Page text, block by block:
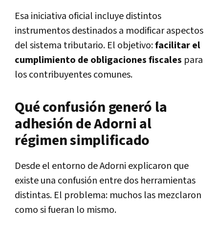
Esa iniciativa oficial incluye distintos
instrumentos destinados a modificar aspectos
del sistema tributario. El objetivo:facilitar el
cumplimiento de obligaciones fiscales para
los contribuyentes comunes.
Qué confusión generó la
adhesión de Adorni al
régimen simplificado
Desde el entorno de Adorni explicaron que
existe una confusión entre dos herramientas
distintas. El problema: muchos las mezclaron
como si fueran lo mismo.